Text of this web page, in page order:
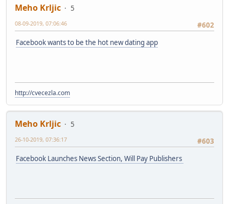
Meho Krljic
5
#602
08-09-2019, 07:06:46
Facebook wants to be the hot new dating app
http://cvecezla.com
Meho Krljic
5
#603
26-10-2019, 07:36:17
Facebook Launches News Section, Will Pay Publishers